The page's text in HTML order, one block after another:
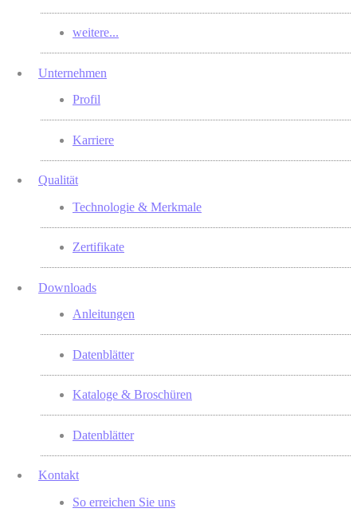
weitere...
Unternehmen
Profil
Karriere
Qualität
Technologie & Merkmale
Zertifikate
Downloads
Anleitungen
Datenblätter
Kataloge & Broschüren
Datenblätter
Kontakt
So erreichen Sie uns